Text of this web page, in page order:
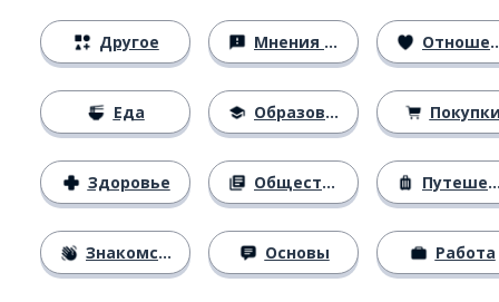
Другое
Еда
Здоровье
Знакомство
Мнения и убеждения
Образование
Общество
Основы
Отношения
Путешествия
Работа